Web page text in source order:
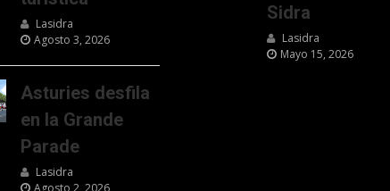
Lasidra
Agosto 3, 2026
Asturies desfila
en la Grande
Parade
Lasidra
Agosto 2, 2026
Sidra
Lasidra
Mayo 15, 2026